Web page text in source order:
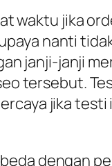
waktu jika
nanti
janji-janji
tersebut.
jika
dengan